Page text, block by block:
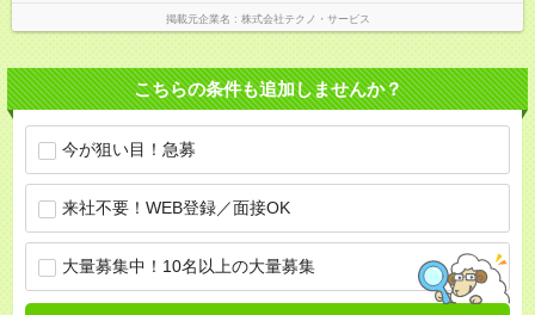
掲載元企業名 株式会社テクノ・サービス
こちらの条件も追加しませんか？
今が狙い目！急募
来社不要！WEB登録／面接OK
大量募集中！10名以上の大量募集